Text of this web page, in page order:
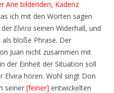
Arie bildenden, Kadenz
ich mit den Worten sagen
Elvira seinen Widerhall, und
bloße Phrase. Der
Juan nicht zusammen mit
der Einheit der Situation soll
Elvira hören. Wohl singt Don
seiner [feiner] entwickelten